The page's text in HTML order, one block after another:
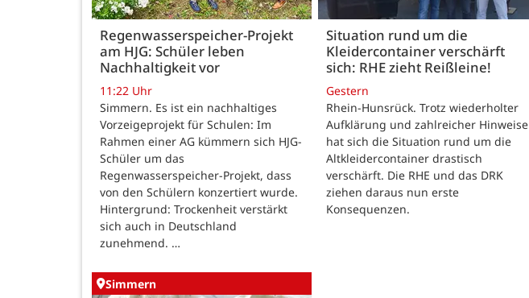
Regenwasserspeicher-Projekt
am HJG: Schüler leben
Nachhaltigkeit vor
11:22 Uhr
Simmern. Es ist ein nachhaltiges
Vorzeigeprojekt für Schulen: Im
Rahmen einer AG kümmern sich HJG-
Schüler um das
Regenwasserspeicher-Projekt, dass
von den Schülern konzertiert wurde.
Hintergrund: Trockenheit verstärkt
sich auch in Deutschland
zunehmend. …
Situation rund um die
Kleidercontainer verschärft
sich: RHE zieht Reißleine!
Gestern
Rhein-Hunsrück. Trotz wiederholter
Aufklärung und zahlreicher Hinweise
hat sich die Situation rund um die
Altkleidercontainer drastisch
verschärft. Die RHE und das DRK
ziehen daraus nun erste
Konsequenzen.
Simmern